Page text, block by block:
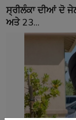
ਸ੍ਰੀਲੰਕਾ ਦੀਆਂ ਦੋ
ਅਤੇ 23...